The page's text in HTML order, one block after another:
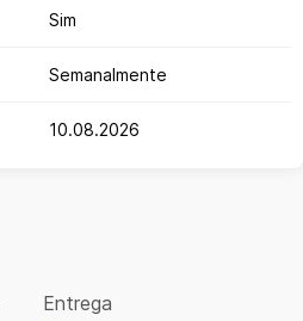
Sim
Semanalmente
10.08.2026
Entrega